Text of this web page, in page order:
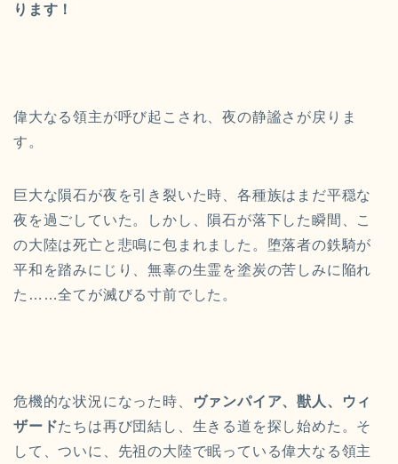
ります！
偉大なる領主が呼び起こされ、夜の静謐さが戻りま
す。
巨大な隕石が夜を引き裂いた時、各種族はまだ平穏な
夜を過ごしていた。しかし、隕石が落下した瞬間、こ
の大陸は死亡と悲鳴に包まれました。堕落者の鉄騎が
平和を踏みにじり、無辜の生霊を塗炭の苦しみに陥れ
た……全てが滅びる寸前でした。
危機的な状況になった時、
ヴァンパイア、獣人、ウィ
ザードたちは再び団結し、生きる道を探し始めた。そ
して、ついに、先祖の大陸で眠っている偉大なる領主